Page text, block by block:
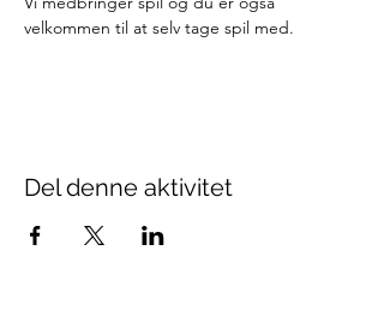
velkommen til at selv tage spil med.
Del denne aktivitet